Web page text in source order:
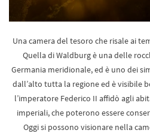
Una camera del tesoro che risale ai
Quella di Waldburg è una delle
Germania meridionale, ed è uno dei
dall’alto tutta la regione ed è visibile
l’imperatore Federico II affidò agli
imperiali, che poterono essere
Oggi si possono visionare nella